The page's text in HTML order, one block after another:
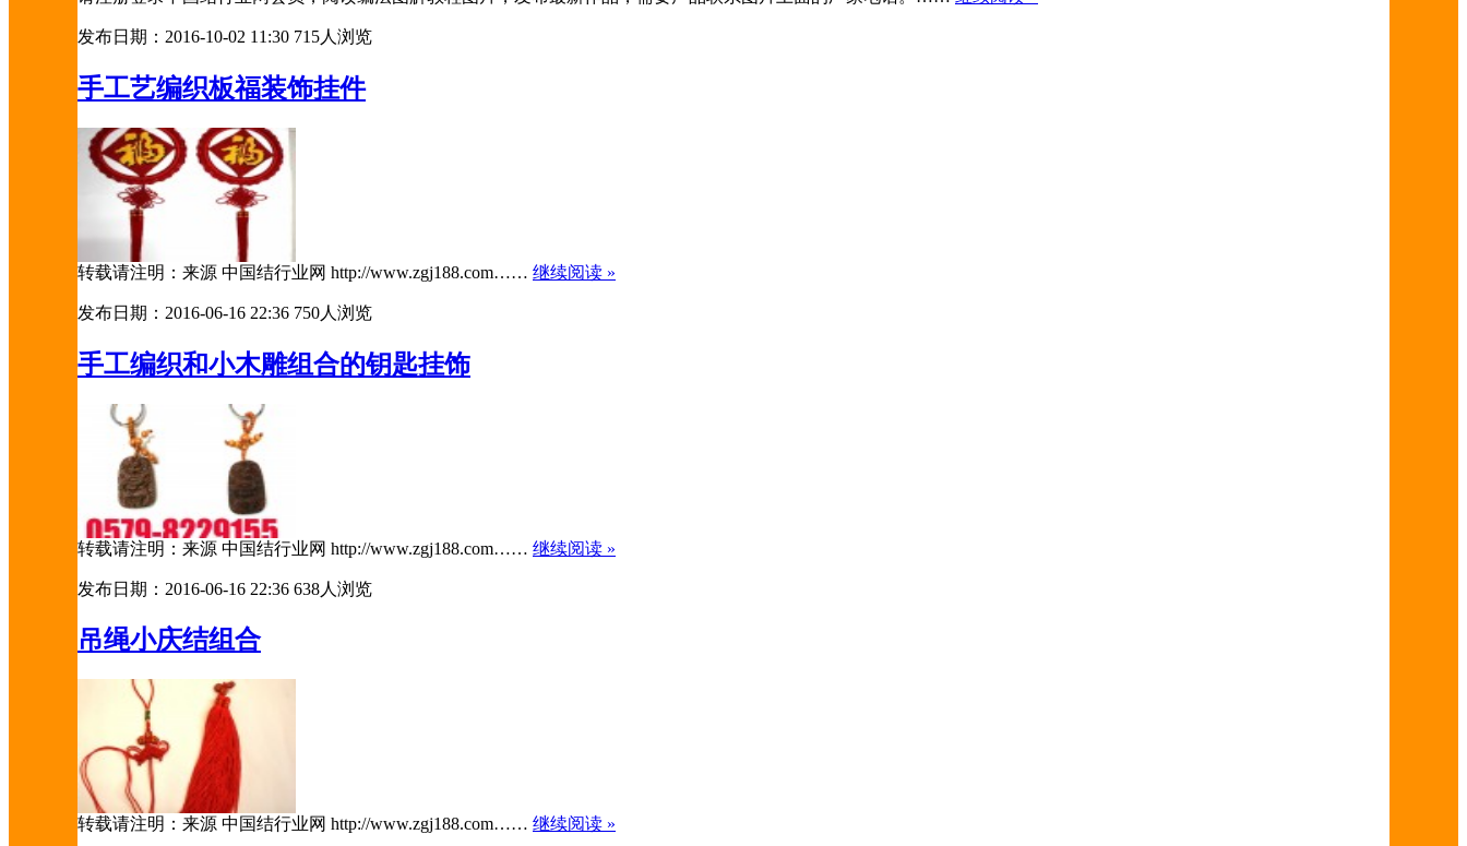
发布日期：2016-10-02 11:30 715人浏览
手工艺编织板福装饰挂件
转载请注明：来源 中国结行业网 http://www.zgj188.com…… 继续阅读 »
发布日期：2016-06-16 22:36 750人浏览
手工编织和小木雕组合的钥匙挂饰
转载请注明：来源 中国结行业网 http://www.zgj188.com…… 继续阅读 »
发布日期：2016-06-16 22:36 638人浏览
吊绳小庆结组合
转载请注明：来源 中国结行业网 http://www.zgj188.com…… 继续阅读 »